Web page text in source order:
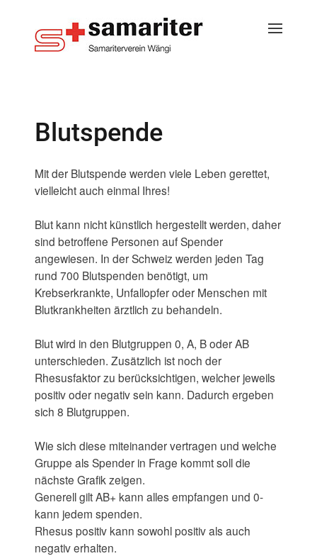
Blutspende
Mit der Blutspende werden viele Leben gerettet,
vielleicht auch einmal Ihres!
Blut kann nicht künstlich hergestellt werden, daher
sind betroffene Personen auf Spender
angewiesen. In der Schweiz werden jeden Tag
rund 700 Blutspenden benötigt, um
Krebserkrankte, Unfallopfer oder Menschen mit
Blutkrankheiten ärztlich zu behandeln.
Blut wird in den Blutgruppen 0, A, B oder AB
unterschieden. Zusätzlich ist noch der
Rhesusfaktor zu berücksichtigen, welcher jeweils
positiv oder negativ sein kann. Dadurch ergeben
sich 8 Blutgruppen.
Wie sich diese miteinander vertragen und welche
Gruppe als Spender in Frage kommt soll die
nächste Grafik zeigen.
Generell gilt AB+ kann alles empfangen und 0-
kann jedem spenden.
Rhesus positiv kann sowohl positiv als auch
negativ erhalten.